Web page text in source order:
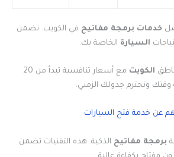
خدمات برمجة مفاتيح في الكويت. نضمن
السيارة الخاصة بك.
الكويت
مع أسعار تنافسية تبدأ من 20
وقتك ونحترم جدولك الزمني.
عن خدمة فتح السيارات
برمجة مفاتيح الذكية. هذه التقنيات تضمن